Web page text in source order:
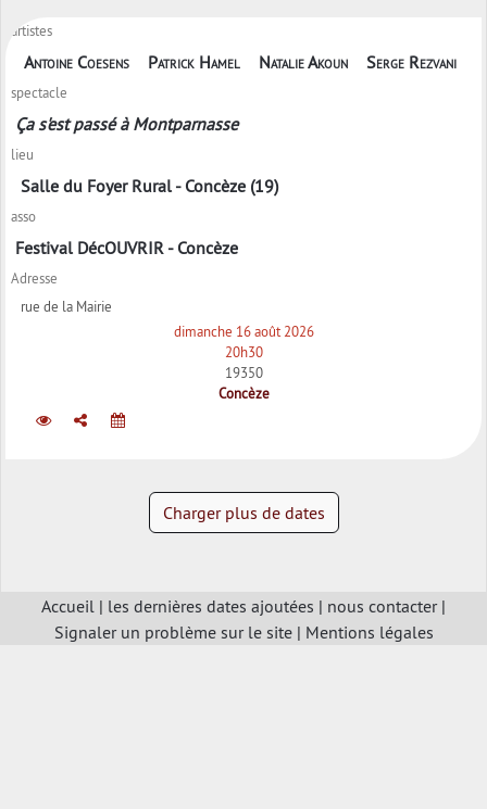
artistes
Antoine Coesens Patrick Hamel Natalie Akoun Serge Rezvani
spectacle
Ça s'est passé à Montparnasse
lieu
Salle du Foyer Rural - Concèze (19)
asso
Festival DécOUVRIR - Concèze
Adresse
rue de la Mairie
dimanche 16 août 2026
20h30
19350
Concèze
Charger plus de dates
Accueil | les dernières dates ajoutées | nous contacter|
Signaler un problème sur le site| Mentions légales